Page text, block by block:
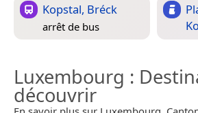
Kopstal, Bréck
arrêt de bus
Luxembourg :
découvrir